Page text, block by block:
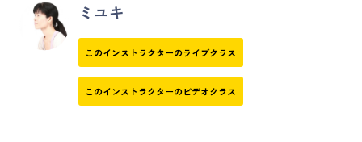
ミユキ
このインストラクターのライブクラス
このインストラクターのビデオクラス